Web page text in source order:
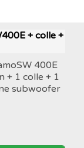
+ colle +
400E
+ 1 colle + 1
subwoofer